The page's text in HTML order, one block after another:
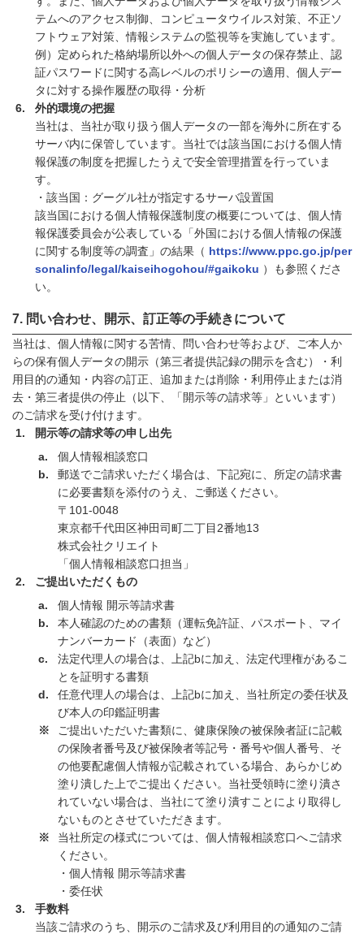
テムへのアクセス制御、コンピュータウイルス対策、不正ソ
フトウェア対策、情報システムの監視等を実施しています。
例）定められた格納場所以外への個人データの保存禁止、認
証パスワードに関する高レベルのポリシーの適用、個人デー
タに対する操作履歴の取得・分析
外的環境の把握
当社は、当社が取り扱う個人データの一部を海外に所在する
サーバ内に保管しています。当社では該当国における個人情
報保護の制度を把握したうえで安全管理措置を行っていま
す。
・該当国：グーグル社が指定するサーバ設置国
該当国における個人情報保護制度の概要については、個人情
報保護委員会が公表している「外国における個人情報の保護
に関する制度等の調査」の結果（ https://www.ppc.go.jp/per
sonalinfo/legal/kaiseihogohou/#gaikoku ）も参照くださ
い。
問い合わせ、開示、訂正等の手続きについて
当社は、個人情報に関する苦情、問い合わせ等および、ご本人か
らの保有個人データの開示（第三者提供記録の開示を含む）・利
用目的の通知・内容の訂正、追加または削除・利用停止または消
去・第三者提供の停止（以下、「開示等の請求等」といいます）
のご請求を受け付けます。
開示等の請求等の申し出先
個人情報相談窓口
郵送でご請求いただく場合は、下記宛に、所定の請求書
に必要書類を添付のうえ、ご郵送ください。
〒101-0048
東京都千代田区神田司町二丁目2番地13
株式会社クリエイト
「個人情報相談窓口担当」
ご提出いただくもの
個人情報 開示等請求書
本人確認のための書類（運転免許証、パスポート、マイ
ナンバーカード（表面）など）
法定代理人の場合は、上記bに加え、法定代理権があるこ
とを証明する書類
任意代理人の場合は、上記bに加え、当社所定の委任状及
び本人の印鑑証明書
ご提出いただいた書類に、健康保険の被保険者証に記載
の保険者番号及び被保険者等記号・番号や個人番号、そ
の他要配慮個人情報が記載されている場合、あらかじめ
塗り潰した上でご提出ください。当社受領時に塗り潰さ
れていない場合は、当社にて塗り潰すことにより取得し
ないものとさせていただきます。
当社所定の様式については、個人情報相談窓口へご請求
ください。
・個人情報 開示等請求書
・委任状
手数料
当該ご請求のうち、開示のご請求及び利用目的の通知のご請